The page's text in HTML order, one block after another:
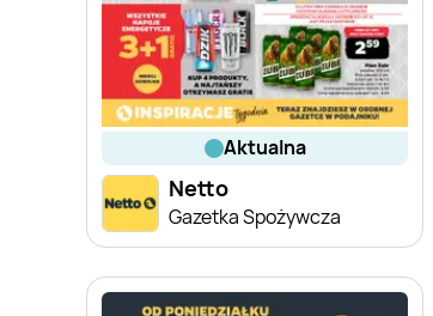
aktualna
Netto
Gazetka Spożywcza